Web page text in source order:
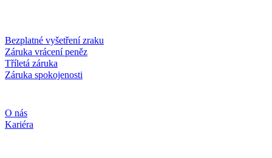
Bezplatné vyšetření zraku
Záruka vrácení peněz
Tříletá záruka
Záruka spokojenosti
O nás
Kariéra